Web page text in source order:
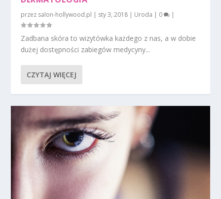
przez salon-hollywood.pl | sty 3, 2018 | Uroda | 0 |
Zadbana skóra to wizytówka każdego z nas, a w dobie
dużej dostępności zabiegów medycyny...
CZYTAJ WIĘCEJ